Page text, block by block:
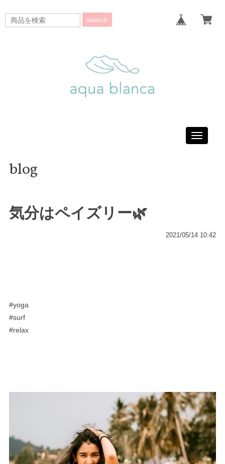
search
Toggle
blog
気分はペイズリー🌿
2021/05/14 10:42
#yoga
#surf
#relax